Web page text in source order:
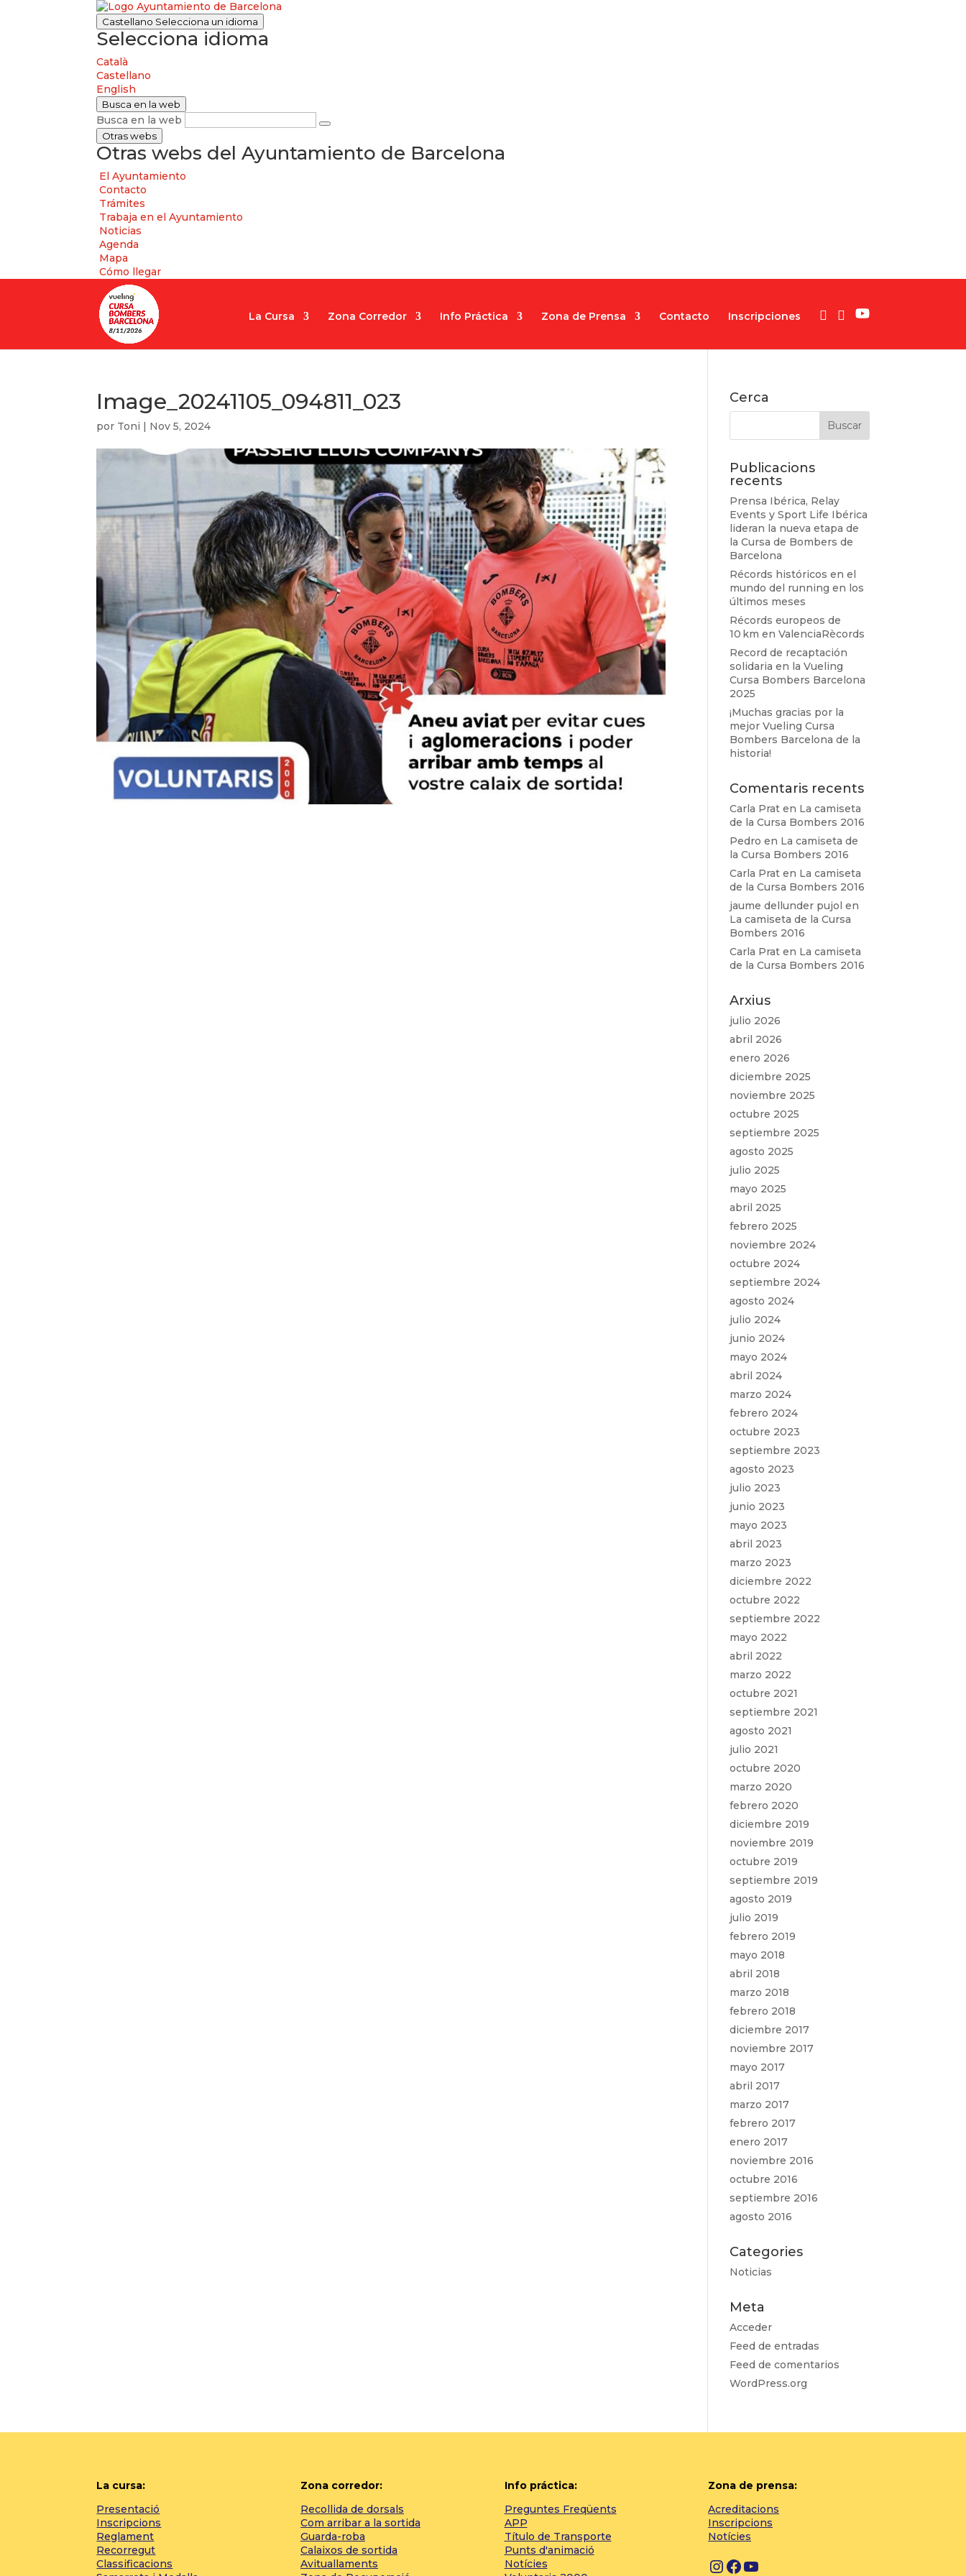
Castellano Selecciona un idioma
Selecciona idioma
Català
Castellano
English
Busca en la web
Busca en la web
Otras webs
Otras webs del Ayuntamiento de Barcelona
El Ayuntamiento
Contacto
Trámites
Trabaja en el Ayuntamiento
Noticias
Agenda
Mapa
Cómo llegar
La Cursa Zona Corredor Info Práctica Zona de Prensa Contacto Inscripciones
Image_20241105_094811_023
por Toni | Nov 5, 2024
Cerca
Publicacions
recents
Prensa Ibérica, Relay
Events y Sport Life Ibérica
lideran la nueva etapa de
la Cursa de Bombers de
Barcelona
Récords históricos en el
mundo del running en los
últimos meses
Récords europeos de
10 km en ValenciaRècords
Record de recaptación
solidaria en la Vueling
Cursa Bombers Barcelona
2025
¡Muchas gracias por la
mejor Vueling Cursa
Bombers Barcelona de la
historia!
Comentaris recents
Carla Prat en La camiseta
de la Cursa Bombers 2016
Pedro en La camiseta de
la Cursa Bombers 2016
Carla Prat en La camiseta
de la Cursa Bombers 2016
jaume dellunder pujol en
La camiseta de la Cursa
Bombers 2016
Carla Prat en La camiseta
de la Cursa Bombers 2016
Arxius
julio 2026
abril 2026
enero 2026
diciembre 2025
noviembre 2025
octubre 2025
septiembre 2025
agosto 2025
julio 2025
mayo 2025
abril 2025
febrero 2025
noviembre 2024
octubre 2024
septiembre 2024
agosto 2024
julio 2024
junio 2024
mayo 2024
abril 2024
marzo 2024
febrero 2024
octubre 2023
septiembre 2023
agosto 2023
julio 2023
junio 2023
mayo 2023
abril 2023
marzo 2023
diciembre 2022
octubre 2022
septiembre 2022
mayo 2022
abril 2022
marzo 2022
octubre 2021
septiembre 2021
agosto 2021
julio 2021
octubre 2020
marzo 2020
febrero 2020
diciembre 2019
noviembre 2019
octubre 2019
septiembre 2019
agosto 2019
julio 2019
febrero 2019
mayo 2018
abril 2018
marzo 2018
febrero 2018
diciembre 2017
noviembre 2017
mayo 2017
abril 2017
marzo 2017
febrero 2017
enero 2017
noviembre 2016
octubre 2016
septiembre 2016
agosto 2016
Categories
Noticias
Meta
Acceder
Feed de entradas
Feed de comentarios
WordPress.org
La cursa:
Presentació
Inscripcions
Reglament
Recorregut
Classificacions
Zona corredor:
Recollida de dorsals
Com arribar a la sortida
Guarda-roba
Calaixos de sortida
Avituallaments
Info práctica:
Preguntes Freqüents
APP
Título de Transporte
Punts d'animació
Notícies
Zona de prensa:
Acreditacions
Inscripcions
Notícies
InstagramFacebook YouTube